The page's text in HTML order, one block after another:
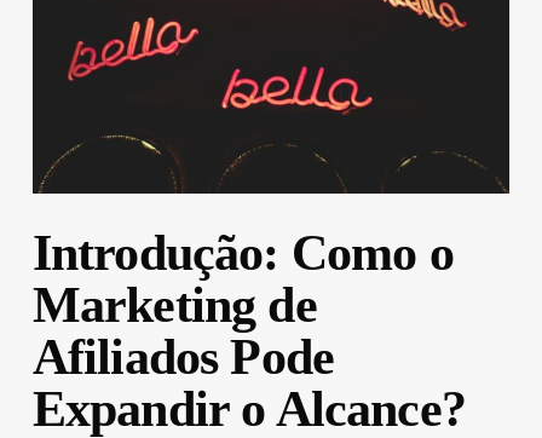
Introdução: Como o
Marketing de
Afiliados Pode
Expandir o Alcance?